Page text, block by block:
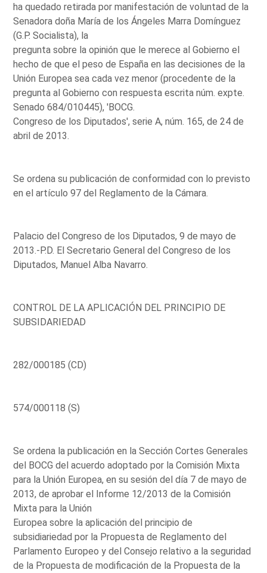
ha quedado retirada por manifestación de voluntad de la
Senadora doña María de los Ángeles Marra Domínguez
(G.P. Socialista), la
pregunta sobre la opinión que le merece al Gobierno el
hecho de que el peso de España en las decisiones de la
Unión Europea sea cada vez menor (procedente de la
pregunta al Gobierno con respuesta escrita núm. expte.
Senado 684/010445), 'BOCG.
Congreso de los Diputados', serie A, núm. 165, de 24 de
abril de 2013.
Se ordena su publicación de conformidad con lo previsto
en el artículo 97 del Reglamento de la Cámara.
Palacio del Congreso de los Diputados, 9 de mayo de
2013.-P.D. El Secretario General del Congreso de los
Diputados, Manuel Alba Navarro.
CONTROL DE LA APLICACIÓN DEL PRINCIPIO DE
SUBSIDARIEDAD
282/000185 (CD)
574/000118 (S)
Se ordena la publicación en la Sección Cortes Generales
del BOCG del acuerdo adoptado por la Comisión Mixta
para la Unión Europea, en su sesión del día 7 de mayo de
2013, de aprobar el Informe 12/2013 de la Comisión
Mixta para la Unión
Europea sobre la aplicación del principio de
subsidiariedad por la Propuesta de Reglamento del
Parlamento Europeo y del Consejo relativo a la seguridad
de la Propuesta de modificación de la Propuesta de la